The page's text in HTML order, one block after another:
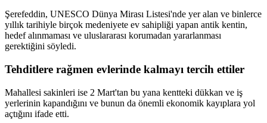
Şerefeddin, UNESCO Dünya Mirası Listesi'nde yer alan ve binlerce
yıllık tarihiyle birçok medeniyete ev sahipliği yapan antik kentin,
hedef alınmaması ve uluslararası korumadan yararlanması
gerektiğini söyledi.
Tehditlere rağmen evlerinde kalmayı tercih ettiler
Mahallesi sakinleri ise 2 Mart'tan bu yana kentteki dükkan ve iş
yerlerinin kapandığını ve bunun da önemli ekonomik kayıplara yol
açtığını ifade etti.